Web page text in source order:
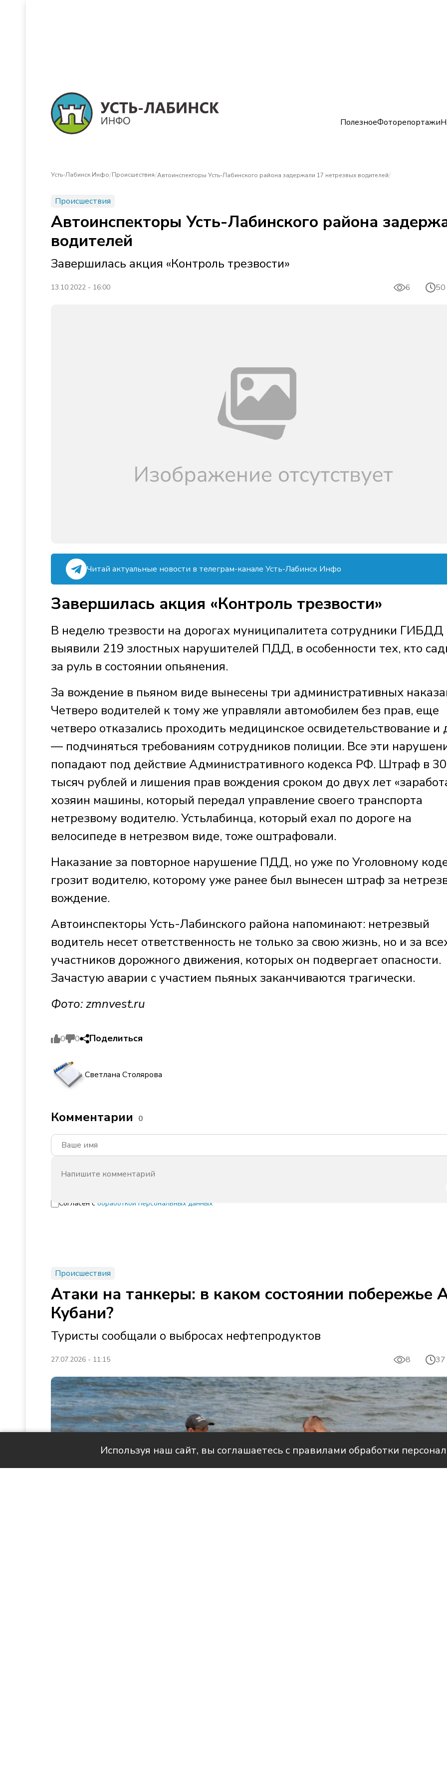
ПолезноеФоторепортажи
Усть-Лабинск Инфо/Происшествия/Автоинспекторы Усть-Лабинского района задержали 17 нетрезвых водителей/
Происшествия
Автоинспекторы Усть-Лабинского района
водителей
Завершилась акция «Контроль трезвости»
13.10.2022 - 16:00 6 50
Читай актуальные новости в телеграм-канале Усть-Лабинск Инфо
Завершилась акция «Контроль трезвости»
В неделю трезвости на дорогах муниципалитета сотрудники ГИБДД
выявили 219 злостных нарушителей ПДД, в особенности тех, кто
за руль в состоянии опьянения.
За вождение в пьяном виде вынесены три административных
Четверо водителей к тому же управляли автомобилем без прав, еще
четверо отказались проходить медицинское освидетельствование и
— подчиняться требованиям сотрудников полиции. Все эти
попадают под действие Административного кодекса РФ. Штраф в 30
тысяч рублей и лишения прав вождения сроком до двух лет
хозяин машины, который передал управление своего транспорта
нетрезвому водителю. Устьлабинца, который ехал по дороге на
велосипеде в нетрезвом виде, тоже оштрафовали.
Наказание за повторное нарушение ПДД, но уже по Уголовному
грозит водителю, которому уже ранее был вынесен штраф за
вождение.
Автоинспекторы Усть-Лабинского района напоминают: нетрезвый
водитель несет ответственность не только за свою жизнь, но и за
участников дорожного движения, которых он подвергает опасности.
Зачастую аварии с участием пьяных заканчиваются трагически.
Фото: zmnvest.ru
0 0 Поделиться
Светлана Столярова
Комментарии 0
Согласен с обработкой персональных данных
Происшествия
Атаки на танкеры: в каком состоянии побережье
Кубани?
Туристы сообщали о выбросах нефтепродуктов
27.07.2026 - 11:15 8 37
Используя наш сайт, вы соглашаетесь с правилами обработки